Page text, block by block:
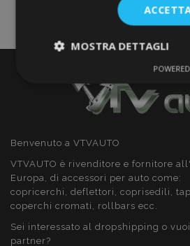
Benvenuto a VTVAUTO
VTVAUTO è rivenditore e fornitore
Europa, di accessori per auto come:
copricerchi, deflettori, coprisedili,
coperchi cromati, rollbars ecc.
Sei interessato al dropshipping o
partner?
MOSTRA DETTAGLI
necessari
Targeting